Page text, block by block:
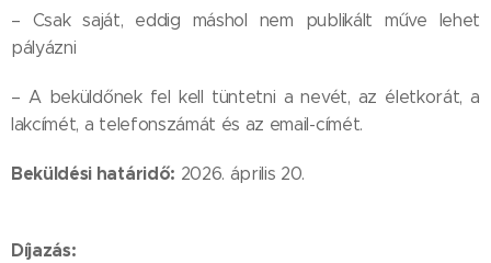
– Csak saját, eddig máshol nem publikált műve lehet
pályázni
– A beküldőnek fel kell tüntetni a nevét, az életkorát, a
lakcímét, a telefonszámát és az email-címét.
Beküldési határidő: 2026. április 20.
Díjazás: